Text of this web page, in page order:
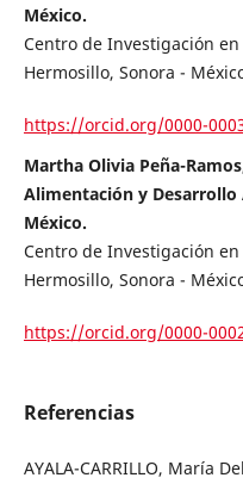
México.
Centro de Investigación
Hermosillo, Sonora -
https://orcid.org/0000-
Martha Olivia Peña-
Alimentación y Desarrollo
México.
Centro de Investigación
Hermosillo, Sonora -
https://orcid.org/0000-
Referencias
AYALA-CARRILLO, María